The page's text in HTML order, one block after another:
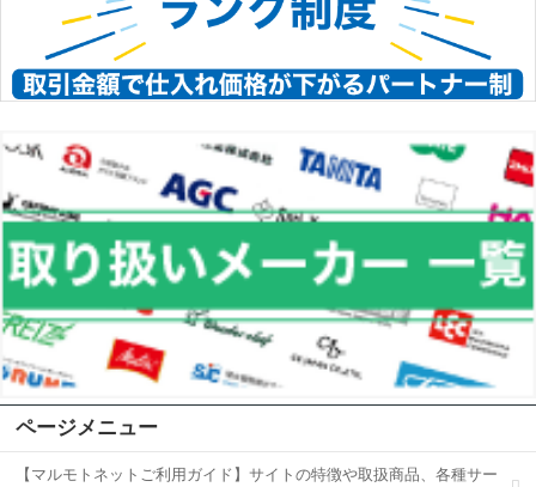
ページメニュー
【マルモトネットご利用ガイド】サイトの特徴や取扱商品、各種サー